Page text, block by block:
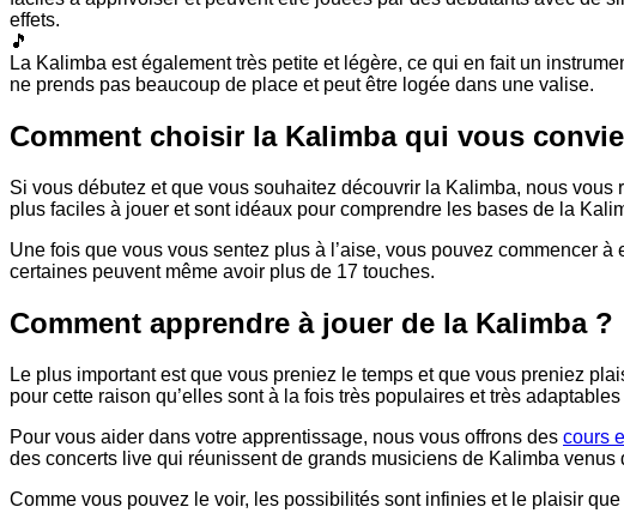
effets.
🎵
La Kalimba est également très petite et légère, ce qui en fait un
ne prends pas beaucoup de place et peut être logée dans une valise.
Comment choisir la Kalimba qui vous
Si vous débutez et que vous souhaitez découvrir la Kalimba, nous
plus faciles à jouer et sont idéaux pour comprendre les bases de la
Une fois que vous vous sentez plus à l’aise, vous pouvez commencer
certaines peuvent même avoir plus de 17 touches.
Comment apprendre à jouer de la Kalimba ?
Le plus important est que vous preniez le temps et que vous preniez
pour cette raison qu’elles sont à la fois très populaires et très adaptables
Pour vous aider dans votre apprentissage, nous vous offrons des cours
des concerts live qui réunissent de grands musiciens de Kalimba venus
Comme vous pouvez le voir, les possibilités sont infinies et le plaisir